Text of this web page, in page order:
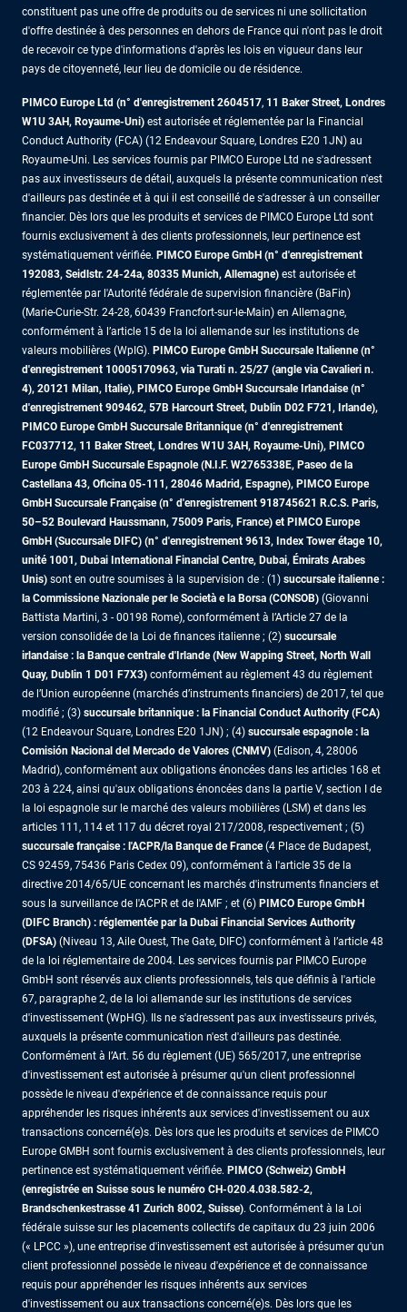
constituent pas une offre de produits ou de services ni une sollicitation
d'offre destinée à des personnes en dehors de France qui n'ont pas le droit
de recevoir ce type d'informations d'après les lois en vigueur dans leur
pays de citoyenneté, leur lieu de domicile ou de résidence.
PIMCO Europe Ltd (n° d'enregistrement 2604517, 11 Baker Street, Londres
W1U 3AH, Royaume-Uni) est autorisée et réglementée par la Financial
Conduct Authority (FCA) (12 Endeavour Square, Londres E20 1JN) au
Royaume-Uni. Les services fournis par PIMCO Europe Ltd ne s'adressent
pas aux investisseurs de détail, auxquels la présente communication n'est
d'ailleurs pas destinée et à qui il est conseillé de s'adresser à un conseiller
financier. Dès lors que les produits et services de PIMCO Europe Ltd sont
fournis exclusivement à des clients professionnels, leur pertinence est
systématiquement vérifiée. PIMCO Europe GmbH (n° d'enregistrement
192083, Seidlstr. 24-24a, 80335 Munich, Allemagne) est autorisée et
réglementée par l'Autorité fédérale de supervision financière (BaFin)
(Marie-Curie-Str. 24-28, 60439 Francfort-sur-le-Main) en Allemagne,
conformément à l’article 15 de la loi allemande sur les institutions de
valeurs mobilières (WpIG). PIMCO Europe GmbH Succursale Italienne (n°
d'enregistrement 10005170963, via Turati n. 25/27 (angle via Cavalieri n.
4), 20121 Milan, Italie), PIMCO Europe GmbH Succursale Irlandaise (n°
d'enregistrement 909462, 57B Harcourt Street, Dublin D02 F721, Irlande),
PIMCO Europe GmbH Succursale Britannique (n° d'enregistrement
FC037712, 11 Baker Street, Londres W1U 3AH, Royaume-Uni), PIMCO
Europe GmbH Succursale Espagnole (N.I.F. W2765338E, Paseo de la
Castellana 43, Oficina 05-111, 28046 Madrid, Espagne), PIMCO Europe
GmbH Succursale Française (n° d'enregistrement 918745621 R.C.S. Paris,
50–52 Boulevard Haussmann, 75009 Paris, France) et PIMCO Europe
GmbH (Succursale DIFC) (n° d'enregistrement 9613, Index Tower étage 10,
unité 1001, Dubai International Financial Centre, Dubai, Émirats Arabes
Unis) sont en outre soumises à la supervision de : (1) succursale italienne :
la Commissione Nazionale per le Società e la Borsa (CONSOB) (Giovanni
Battista Martini, 3 - 00198 Rome), conformément à l’Article 27 de la
version consolidée de la Loi de finances italienne ; (2) succursale
irlandaise : la Banque centrale d'Irlande (New Wapping Street, North Wall
Quay, Dublin 1 D01 F7X3) conformément au règlement 43 du règlement
de l’Union européenne (marchés d’instruments financiers) de 2017, tel que
modifié ; (3) succursale britannique : la Financial Conduct Authority (FCA)
(12 Endeavour Square, Londres E20 1JN) ; (4) succursale espagnole : la
Comisión Nacional del Mercado de Valores (CNMV) (Edison, 4, 28006
Madrid), conformément aux obligations énoncées dans les articles 168 et
203 à 224, ainsi qu'aux obligations énoncées dans la partie V, section I de
la loi espagnole sur le marché des valeurs mobilières (LSM) et dans les
articles 111, 114 et 117 du décret royal 217/2008, respectivement ; (5)
succursale française : l'ACPR/la Banque de France(4 Place de Budapest,
CS 92459, 75436 Paris Cedex 09), conformément à l'article 35 de la
directive 2014/65/UE concernant les marchés d'instruments financiers et
sous la surveillance de l'ACPR et de l'AMF ; et (6) PIMCO Europe GmbH
(DIFC Branch) : réglementée par la Dubai Financial Services Authority
(DFSA) (Niveau 13, Aile Ouest, The Gate, DIFC) conformément à l’article 48
de la loi réglementaire de 2004. Les services fournis par PIMCO Europe
GmbH sont réservés aux clients professionnels, tels que définis à l'article
67, paragraphe 2, de la loi allemande sur les institutions de services
d'investissement (WpHG). Ils ne s'adressent pas aux investisseurs privés,
auxquels la présente communication n'est d'ailleurs pas destinée.
Conformément à l’Art. 56 du règlement (UE) 565/2017, une entreprise
d'investissement est autorisée à présumer qu'un client professionnel
possède le niveau d'expérience et de connaissance requis pour
appréhender les risques inhérents aux services d'investissement ou aux
transactions concerné(e)s. Dès lors que les produits et services de PIMCO
Europe GMBH sont fournis exclusivement à des clients professionnels, leur
pertinence est systématiquement vérifiée. PIMCO (Schweiz) GmbH
(enregistrée en Suisse sous le numéro CH-020.4.038.582-2,
Brandschenkestrasse 41 Zurich 8002, Suisse). Conformément à la Loi
fédérale suisse sur les placements collectifs de capitaux du 23 juin 2006
(« LPCC »), une entreprise d'investissement est autorisée à présumer qu'un
client professionnel possède le niveau d'expérience et de connaissance
requis pour appréhender les risques inhérents aux services
d'investissement ou aux transactions concerné(e)s. Dès lors que les